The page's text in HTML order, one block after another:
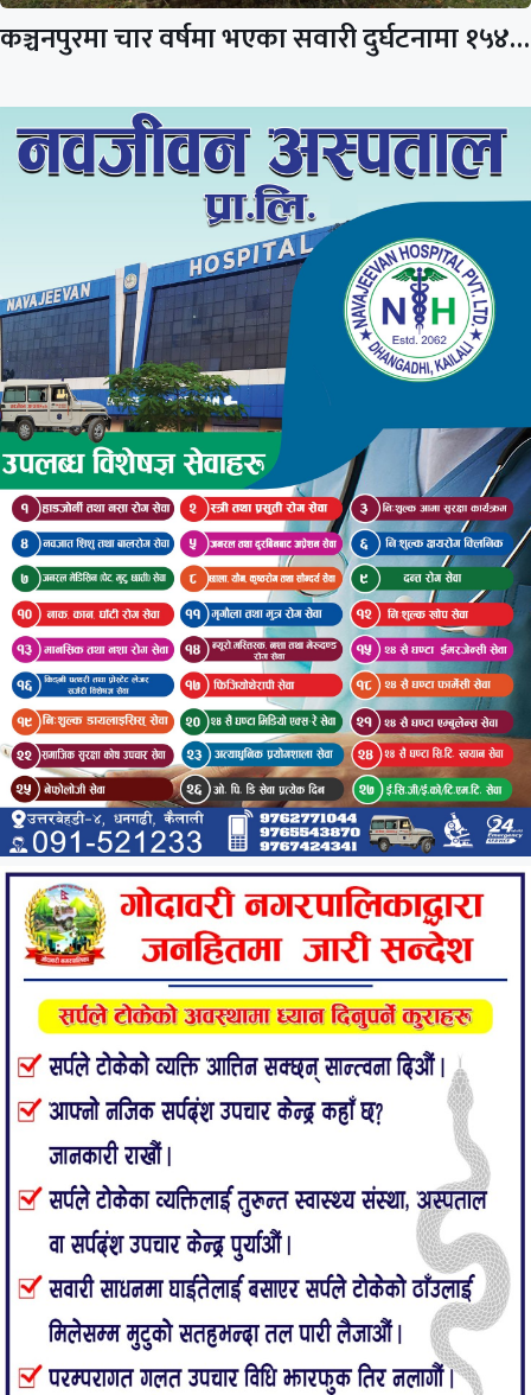
कञ्चनपुरमा चार वर्षमा भएका सवारी दुर्घटनामा १५४…